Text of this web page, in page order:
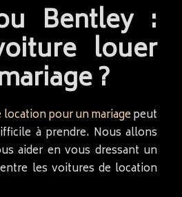
Bentley :
louer
?
pour un mariagepeut
à prendre. Nous allons
aider en vous dressant un
les voitures de location